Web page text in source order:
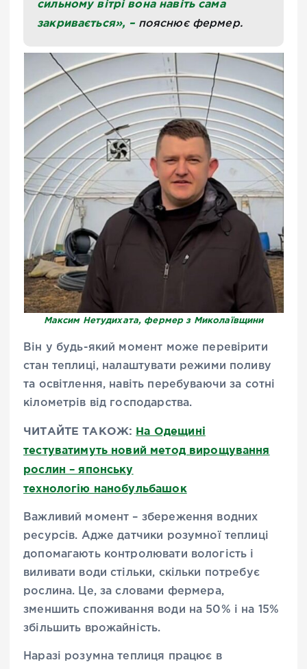
сильному вітрі вона навіть сама
закривається», – пояснює фермер.
Максим Нетудихата, фермер з Миколаївщини
Він у будь-який момент може перевірити
стан теплиці, налаштувати режими поливу
та освітлення, навіть перебуваючи за сотні
кілометрів від господарства.
ЧИТАЙТЕ ТАКОЖ: На Одещині
тестуватимуть новий метод вирощування
рослин – японську
технологію нанобульбашок
Важливий момент – збереження водних
ресурсів. Адже датчики розумної теплиці
допомагають контролювати вологість і
виливати води стільки, скільки потребує
рослина. Це, за словами фермера,
зменшить споживання води на 50% і на 15%
збільшить врожайність.
Наразі розумна теплиця працює в